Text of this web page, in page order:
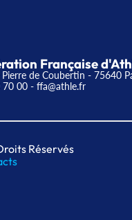
Française
de Coubertin - 75640
70 00 - ffa@athle.fr
Réservés